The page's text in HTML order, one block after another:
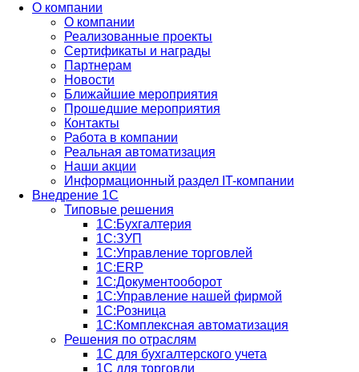
О компании
О компании
Реализованные проекты
Сертификаты и награды
Партнерам
Новости
Ближайшие мероприятия
Прошедшие мероприятия
Контакты
Работа в компании
Реальная автоматизация
Наши акции
Информационный раздел IT-компании
Внедрение 1С
Типовые решения
1С:Бухгалтерия
1С:ЗУП
1С:Управление торговлей
1С:ERP
1C:Документооборот
1С:Управление нашей фирмой
1С:Розница
1С:Комплексная автоматизация
Решения по отраслям
1С для бухгалтерского учета
1С для торговли